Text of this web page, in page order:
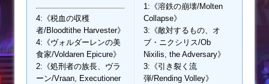
4:《税血の収穫
者/Bloodtithe Harvester》
4:《ヴォルダーレンの美
食家/Voldaren Epicure》
2:《処刑者の族長、ヴラ
ーン/Vraan, Executioner
1:《溶鉄の崩壊/Molten
Collapse》
3:《敵対するもの、オ
ブ・ニクシリス/Ob
Nixilis, the Adversary》
3:《引き裂く流
弾/Rending Volley》